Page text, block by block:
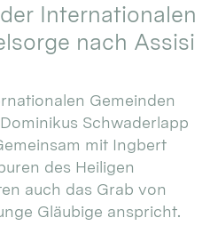
Internationalen
nach Assisi
Gemeinden
Schwaderlapp
mit Ingbert
des Heiligen
auch das Grab von
Gläubige anspricht.